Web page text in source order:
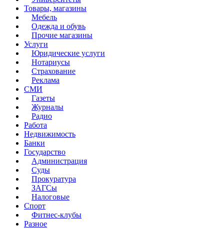
Товары, магазины
Мебель
Одежда и обувь
Прочие магазины
Услуги
Юридические услуги
Нотариусы
Страхование
Реклама
СМИ
Газеты
Журналы
Радио
Работа
Недвижимость
Банки
Государство
Администрация
Суды
Прокуратура
ЗАГСы
Налоговые
Спорт
Фитнес-клубы
Разное